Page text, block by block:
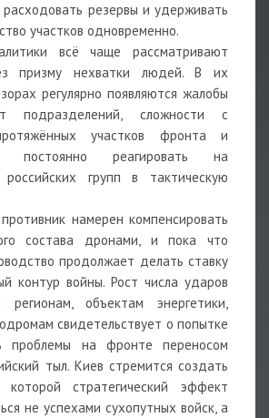
резервы и удерживать
участков одновременно.
всё чаще рассматривают
призму нехватки людей. В их
регулярно появляются жалобы
подразделений, сложности с
участков фронта и
постоянно реагировать на
российских групп в тактическую
намерен компенсировать
состава дронами, и пока что
продолжает делать ставку
контур войны. Рост числа ударов
регионам, объектам энергетики,
свидетельствует о попытке
проблемы на фронте переносом
тыл. Киев стремится создать
стратегический эффект
не успехами сухопутных войск, а